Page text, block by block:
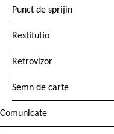
Punct de sprijin
Restitutio
Retrovizor
Semn de carte
Comunicate